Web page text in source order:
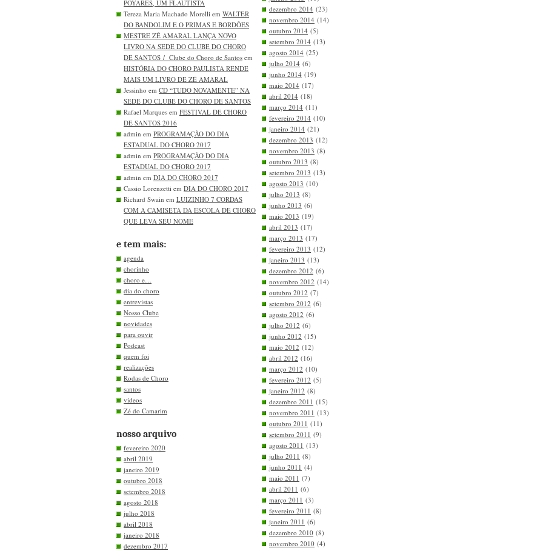
POYARES, UM FLAUTISTA
Tereza Maria Machado Morelli em WALTER
DO BANDOLIM E O PRIMAS E BORDÕES
MESTRE ZÉ AMARAL LANÇA NOVO
LIVRO NA SEDE DO CLUBE DO CHORO
DE SANTOS / Clube do Choro de Santos em
HISTÓRIA DO CHORO PAULISTA RENDE
MAIS UM LIVRO DE ZÉ AMARAL
Jessinho em CD “TUDO NOVAMENTE” NA
SEDE DO CLUBE DO CHORO DE SANTOS
Rafael Marques em FESTIVAL DE CHORO
DE SANTOS 2016
admin em PROGRAMAÇÃO DO DIA
ESTADUAL DO CHORO 2017
admin em PROGRAMAÇÃO DO DIA
ESTADUAL DO CHORO 2017
admin em DIA DO CHORO 2017
Cassio Lorenzetti em DIA DO CHORO 2017
Richard Swain em LUIZINHO 7 CORDAS
COM A CAMISETA DA ESCOLA DE CHORO
QUE LEVA SEU NOME
e tem mais:
agenda
chorinho
choro e…
dia do choro
entrevistas
Nosso Clube
novidades
para ouvir
Podcast
quem foi
realizações
Rodas de Choro
santos
videos
Zé do Camarim
nosso arquivo
fevereiro 2020
abril 2019
janeiro 2019
outubro 2018
setembro 2018
agosto 2018
julho 2018
abril 2018
janeiro 2018
dezembro 2017
dezembro 2014 (23)
novembro 2014 (14)
outubro 2014 (5)
setembro 2014 (13)
agosto 2014 (25)
julho 2014 (6)
junho 2014 (19)
maio 2014 (17)
abril 2014 (18)
março 2014 (11)
fevereiro 2014 (10)
janeiro 2014 (21)
dezembro 2013 (12)
novembro 2013 (8)
outubro 2013 (8)
setembro 2013 (13)
agosto 2013 (10)
julho 2013 (8)
junho 2013 (6)
maio 2013 (19)
abril 2013 (17)
março 2013 (17)
fevereiro 2013 (12)
janeiro 2013 (13)
dezembro 2012 (6)
novembro 2012 (14)
outubro 2012 (7)
setembro 2012 (6)
agosto 2012 (6)
julho 2012 (6)
junho 2012 (15)
maio 2012 (12)
abril 2012 (16)
março 2012 (10)
fevereiro 2012 (5)
janeiro 2012 (8)
dezembro 2011 (15)
novembro 2011 (13)
outubro 2011 (11)
setembro 2011 (9)
agosto 2011 (13)
julho 2011 (8)
junho 2011 (4)
maio 2011 (7)
abril 2011 (6)
março 2011 (3)
fevereiro 2011 (8)
janeiro 2011 (6)
dezembro 2010 (8)
novembro 2010 (4)